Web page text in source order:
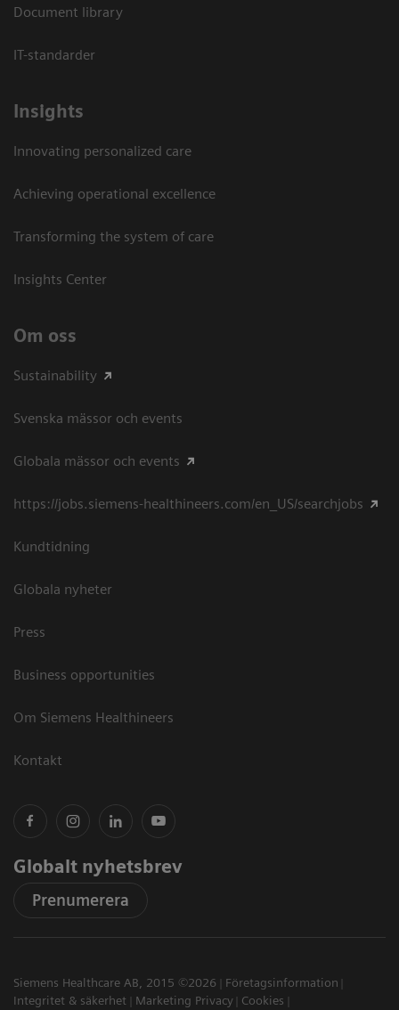
Document library
IT-standarder
Insights
Innovating personalized care
Achieving operational excellence​
Transforming the system of care
Insights Center
Om oss
Sustainability
Svenska mässor och events
Globala mässor och events
https://jobs.siemens-healthineers.com/en_US/searchjobs
Kundtidning
Globala nyheter
Press
Business opportunities
Om Siemens Healthineers
Kontakt
Globalt nyhetsbrev
Prenumerera
Siemens Healthcare AB, 2015 ©2026
Företagsinformation
Integritet & säkerhet
Marketing Privacy
Cookies